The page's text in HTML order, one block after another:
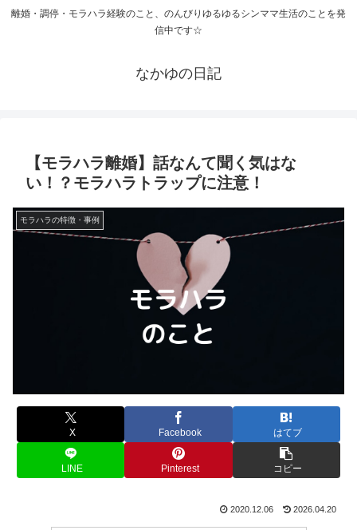
離婚・調停・モラハラ経験のこと、のんびりゆるゆるシンママ生活のことを発
信中です☆
なかゆの日記
【モラハラ離婚】話なんて聞く気はな
い！？モラハラトラップに注意！
モラハラの特徴・事例
X Facebook はてブ
LINE Pinterest コピー
2020.12.06 2026.04.20